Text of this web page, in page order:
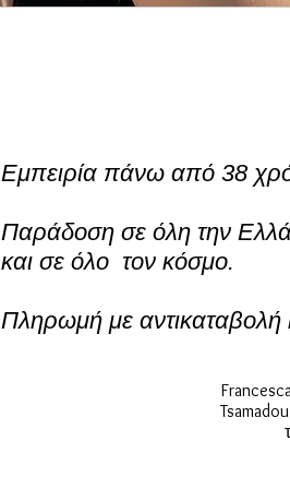
Εμπειρία πάνω από 38
Παράδοση σε όλη την
και σε όλο τον κόσμο.
Πληρωμή με